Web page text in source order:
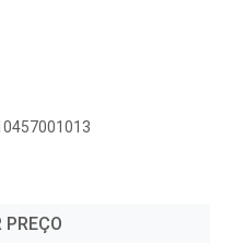
PREÇO